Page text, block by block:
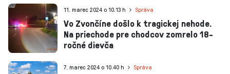
Vo Zvončíne došlo k tragickej nehode.
Na priechode pre chodcov zomrelo 18-
ročné dievča
11. marec 2024 o 10.13 h Správa
7. marec 2024 o 10.40 h Správa